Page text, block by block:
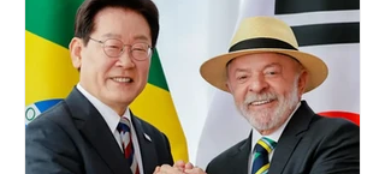
vai compor a chapa como candidato a
vice-presidente. A convenção contou
com a presença do presidente nacional
do partido, Eduardo Ribeiro, e do
senador Eduardo Girão, filiado ao Novo
desde fevereiro de 2023. Formado em